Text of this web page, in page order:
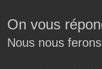
On vous
Nous nous